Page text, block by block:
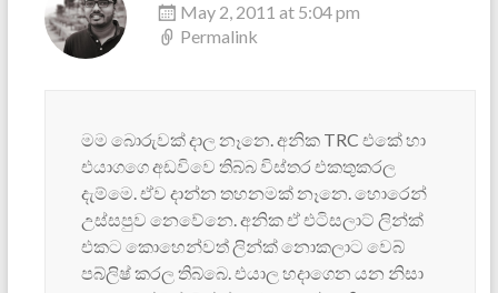
May 2, 2011 at 5:04 pm
Permalink
මම බොරුවක් දාල නෑනෙ. අනික TRC එකේ හා
එයාගගෙ අඩවිවෙ තිබ්බ විස්තර එකතුකරල
දැම්මෙ. ඒව දාන්න තහනමක් නෑනෙ. හොරෙන්
උස්සපුව නෙවේනෙ. අනික ඒ එටිසලාට් ලින්ක්
එකට කොහෙන්වත් ලින්ක් නොකලාට වෙබ්
පබ්ලිෂ් කරල තිබ්බෙ. එයාල හදාගෙන යන නිසා